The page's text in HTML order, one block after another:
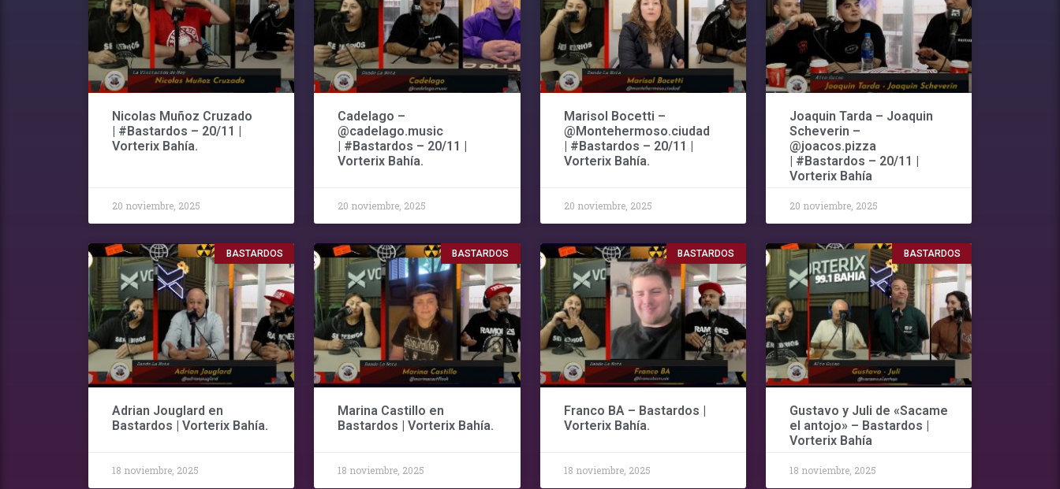
Nicolas Muñoz Cruzado
| #Bastardos – 20/11 |
Vorterix Bahía.
20 noviembre, 2025
Cadelago –
@cadelago.music
| #Bastardos – 20/11 |
Vorterix Bahía.
20 noviembre, 2025
Marisol Bocetti –
@Montehermoso.ciudad
| #Bastardos – 20/11 |
Vorterix Bahía.
20 noviembre, 2025
Joaquin Tarda – Joaquin
Scheverin –
@joacos.pizza
| #Bastardos – 20/11 |
Vorterix Bahía
20 noviembre, 2025
BASTARDOS
Adrian Jouglard en
Bastardos | Vorterix Bahía.
18 noviembre, 2025
BASTARDOS
Marina Castillo en
Bastardos | Vorterix Bahía.
18 noviembre, 2025
BASTARDOS
Franco BA – Bastardos |
Vorterix Bahía.
18 noviembre, 2025
BASTARDOS
Gustavo y Juli de «Sacame
el antojo» – Bastardos |
Vorterix Bahía
18 noviembre, 2025